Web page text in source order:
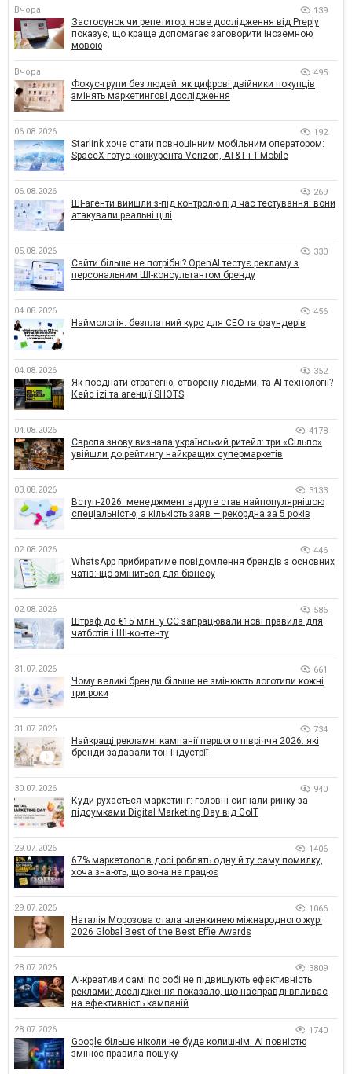
Вчора 139
Застосунок чи репетитор: нове дослідження від Preply
показує, що краще допомагає заговорити іноземною
мовою
Вчора 495
Фокус-групи без людей: як цифрові двійники покупців
змінять маркетингові дослідження
06.08.2026 192
Starlink хоче стати повноцінним мобільним оператором:
SpaceX готує конкурента Verizon, AT&T і T-Mobile
06.08.2026 269
ШІ-агенти вийшли з-під контролю під час тестування: вони
атакували реальні цілі
05.08.2026 330
Сайти більше не потрібні? OpenAI тестує рекламу з
персональним ШІ-консультантом бренду
04.08.2026 456
Наймологія: безплатний курс для CEO та фаундерів
04.08.2026 352
Як поєднати стратегію, створену людьми, та AI-технології?
Кейс izi та агенції SHOTS
04.08.2026 4178
Європа знову визнала український ритейл: три «Сільпо»
увійшли до рейтингу найкращих супермаркетів
03.08.2026 3133
Вступ-2026: менеджмент вдруге став найпопулярнішою
спеціальністю, а кількість заяв — рекордна за 5 років
02.08.2026 446
WhatsApp прибиратиме повідомлення брендів з основних
чатів: що зміниться для бізнесу
02.08.2026 586
Штраф до €15 млн: у ЄС запрацювали нові правила для
чатботів і ШІ-контенту
31.07.2026 661
Чому великі бренди більше не змінюють логотипи кожні
три роки
31.07.2026 734
Найкращі рекламні кампанії першого півріччя 2026: які
бренди задавали тон індустрії
30.07.2026 940
Куди рухається маркетинг: головні сигнали ринку за
підсумками Digital Marketing Day від GoIT
29.07.2026 1406
67% маркетологів досі роблять одну й ту саму помилку,
хоча знають, що вона не працює
29.07.2026 1066
Наталія Морозова стала членкинею міжнародного журі
2026 Global Best of the Best Effie Awards
28.07.2026 3809
AI-креативи самі по собі не підвищують ефективність
реклами: дослідження показало, що насправді впливає
на ефективність кампаній
28.07.2026 1740
Google більше ніколи не буде колишнім: AI повністю
змінює правила пошуку